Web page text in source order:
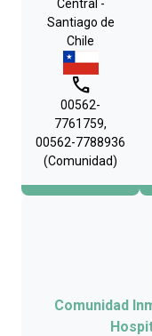
Central -
Santiago de
Chile
phone
00562-
7761759,
00562-7788936
(Comunidad)
Comunidad